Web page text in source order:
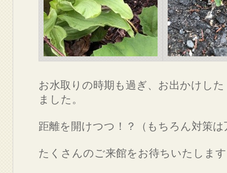
お水取りの時期も過ぎ、お出かけし
ました。
距離を開けつつ！？（もちろん対策
たくさんのご来館をお待ちいたしま